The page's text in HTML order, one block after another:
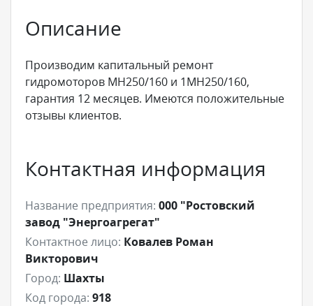
Описание
Производим капитальный ремонт
гидромоторов МН250/160 и 1МН250/160,
гарантия 12 месяцев. Имеются положительные
отзывы клиентов.
Контактная информация
Название предприятия: 000 "Ростовский
завод "Энергоагрегат"
Контактное лицо: Ковалев Роман
Викторович
Город: Шахты
Код города: 918